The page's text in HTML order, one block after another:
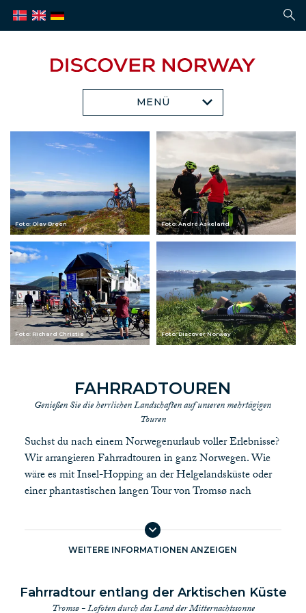
MENÜ
Foto: Olav Breen Foto: André Askeland
Foto: Richard Christie Foto: Discover Norway
FAHRRADTOUREN
Genießen Sie die herrlichen Landschaften auf unseren mehrtägigen
Touren
Suchst du nach einem Norwegenurlaub voller Erlebnisse?
Wir arrangieren Fahrradtouren in ganz Norwegen. Wie
wäre es mit Insel-Hopping an der Helgelandsküste oder
einer phantastischen langen Tour von Tromsø nach
an – E-bikes oder normale Räder. Für Vesterǻlen haben
wir eine kombinierte Fahrrad- und Wandertour
konzipiert. Eine solche gibt es auch für die Lofoten.
Du fährst auf eigene Faust, ohne Guide. Du entscheidest
selbst, wann du Pause machen willst, die Aussicht
WEITERE INFORMATIONEN ANZEIGEN
Fahrradtour entlang der Arktischen Küste